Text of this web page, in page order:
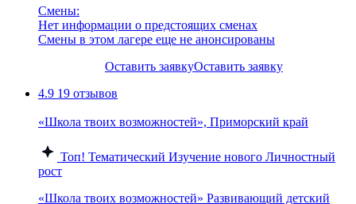
Смены:
Нет информации о предстоящих сменах
Смены в этом лагере еще не анонсированы
Оставить заявкуОставить заявку
4.9 19 отзывов
«Школа твоих возможностей», Приморский край
Топ! Тематический Изучение нового Личностный
рост
«Школа твоих возможностей» Развивающий детский